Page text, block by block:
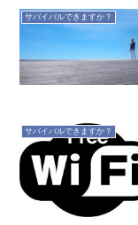
サバイバルできますか？
サバイバルできますか？